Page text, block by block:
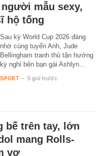
mẫu sexy,
hộ tống
Sau kỳ World Cup 2026 đáng
nhớ cùng tuyển Anh, Jude
Bellingham tranh thủ tận hưởng
kỳ nghỉ bên bạn gái Ashlyn…
SPORT - 5 giờ trước
bế trên tay, lớn
mang Rolls-
vợ